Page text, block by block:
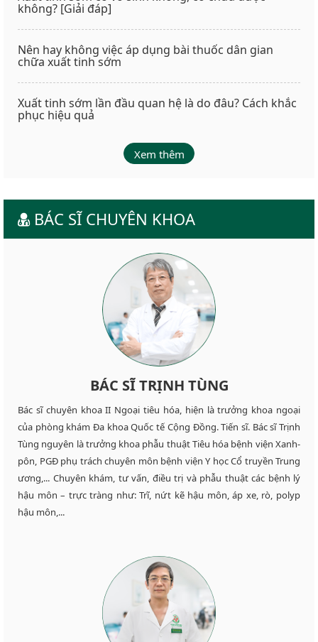
không? [Giải đáp]
Nên hay không việc áp dụng bài thuốc dân gian
chữa xuất tinh sớm
Xuất tinh sớm lần đầu quan hệ là do đâu? Cách khắc
phục hiệu quả
Xem thêm
BÁC SĨ CHUYÊN KHOA
BÁC SĨ TRỊNH TÙNG
Bác sĩ chuyên khoa II Ngoại tiêu hóa, hiện là trưởng khoa ngoại
của phòng khám Đa khoa Quốc tế Cộng Đồng. Tiến sĩ. Bác sĩ Trịnh
Tùng nguyên là trưởng khoa phẫu thuật Tiêu hóa bệnh viện Xanh-
pôn, PGĐ phụ trách chuyên môn bệnh viện Y học Cổ truyền Trung
ương,... Chuyên khám, tư vấn, điều trị và phẫu thuật các bệnh lý
hậu môn – trực tràng như: Trĩ, nứt kẽ hậu môn, áp xe, rò, polyp
hậu môn,...